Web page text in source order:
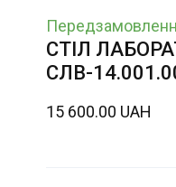
СТІЛ
СЛВ-
15 600.00 UAH